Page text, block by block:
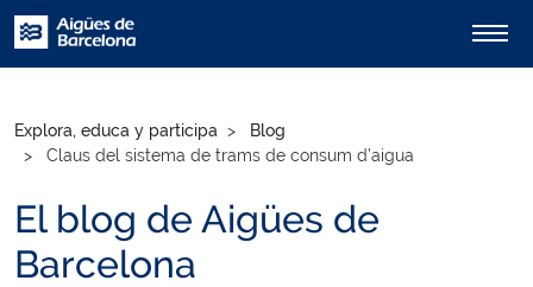
Explora, educa y participa
Blog
Claus del sistema de trams de consum d’aigua
El blog de Aigües de
Barcelona